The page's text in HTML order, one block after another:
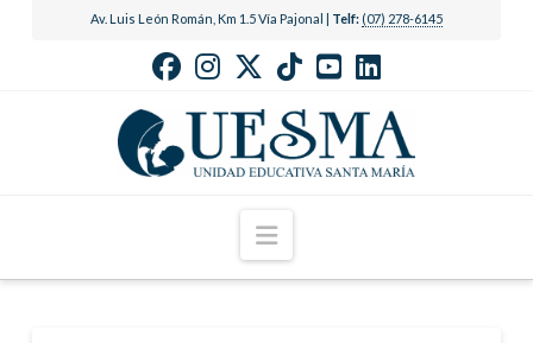
Av. Luis León Román, Km 1.5 Vía Pajonal | Telf: (07) 278-6145
Navigation